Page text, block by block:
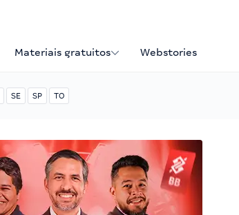
Materiais gratuitos Webstories
SE SP TO